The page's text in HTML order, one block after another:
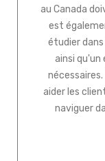
au Canada
est
étudier
ainsi
aider les
naviguer